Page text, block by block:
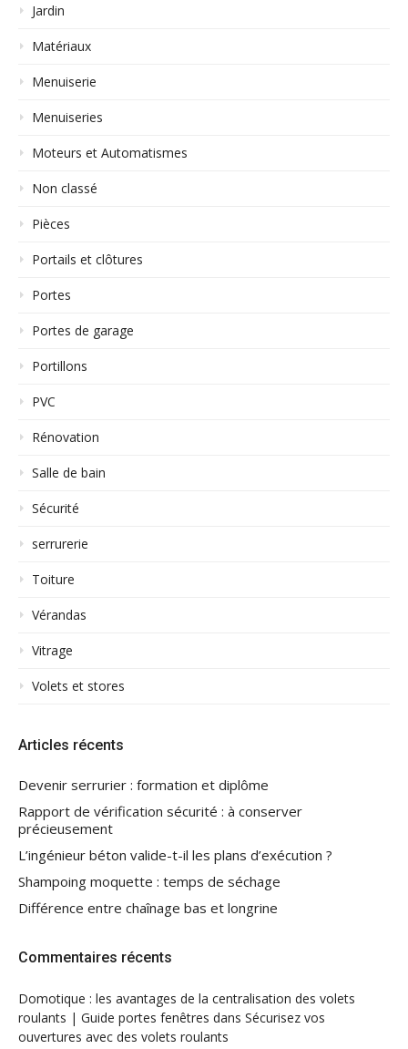
Jardin
Matériaux
Menuiserie
Menuiseries
Moteurs et Automatismes
Non classé
Pièces
Portails et clôtures
Portes
Portes de garage
Portillons
PVC
Rénovation
Salle de bain
Sécurité
serrurerie
Toiture
Vérandas
Vitrage
Volets et stores
Articles récents
Devenir serrurier : formation et diplôme
Rapport de vérification sécurité : à conserver
précieusement
L’ingénieur béton valide-t-il les plans d’exécution ?
Shampoing moquette : temps de séchage
Différence entre chaînage bas et longrine
Commentaires récents
Domotique : les avantages de la centralisation des volets
roulants | Guide portes fenêtres dans Sécurisez vos
ouvertures avec des volets roulants